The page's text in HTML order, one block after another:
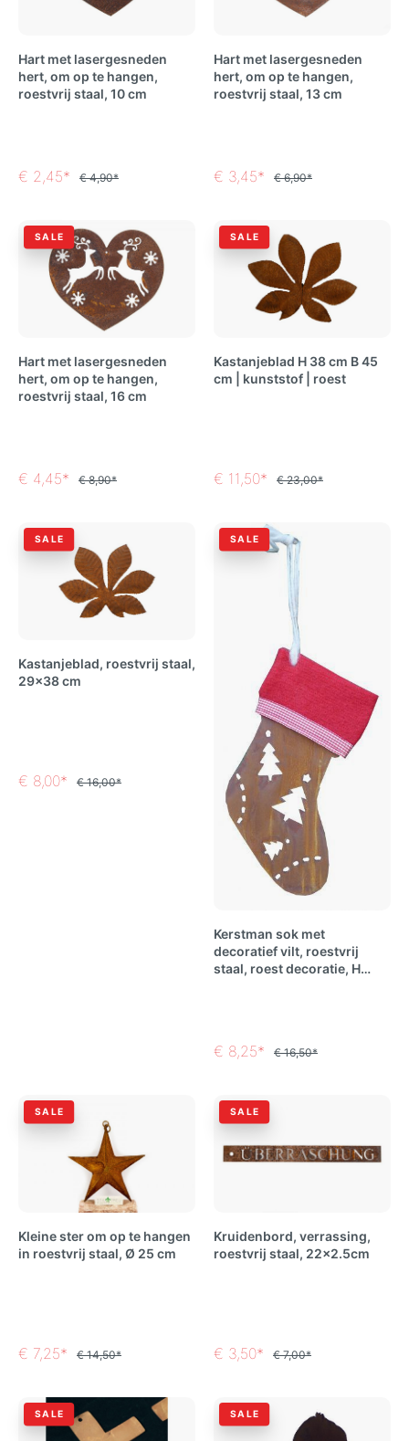
Hart met lasergesneden
hert, om op te hangen,
roestvrij staal, 10 cm
€ 2,45* € 4,90*
Hart met lasergesneden
hert, om op te hangen,
roestvrij staal, 13 cm
€ 3,45* € 6,90*
SALE
Hart met lasergesneden
hert, om op te hangen,
roestvrij staal, 16 cm
€ 4,45* € 8,90*
SALE
Kastanjeblad H 38 cm B 45
cm | kunststof | roest
€ 11,50* € 23,00*
SALE
Kastanjeblad, roestvrij staal,
29x38 cm
€ 8,00* € 16,00*
SALE
Kerstman sok met
decoratief vilt, roestvrij
staal, roest decoratie, H
€ 8,25* € 16,50*
SALE
Kleine ster om op te hangen
in roestvrij staal, Ø 25 cm
€ 7,25* € 14,50*
SALE
Kruidenbord, verrassing,
roestvrij staal, 22x2.5cm
€ 3,50* € 7,00*
SALE SALE